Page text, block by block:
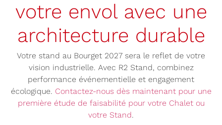
votre envol avec une
architecture durable
Votre stand au Bourget 2027 sera le reflet de votre
vision industrielle. Avec R2 Stand, combinez
performance événementielle et engagement
écologique. Contactez-nous dès maintenant pour une
première étude de faisabilité pour votre Chalet ou
votre Stand.